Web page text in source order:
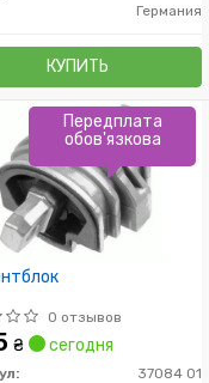
Германия
КУПИТЬ
0 отзывов
₴ сегодня
37084 01
Передплата
обов'язкова